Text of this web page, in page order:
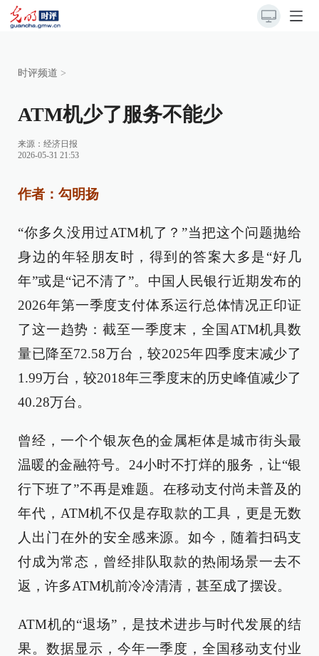
时评频道 >
ATM机少了服务不能少
来源： 经济日报
2026-05-31 21:53
作者：勾明扬
“你多久没用过ATM机了？”当把这个问题抛给
身边的年轻朋友时，得到的答案大多是“好几
年”或是“记不清了”。中国人民银行近期发布的
2026年第一季度支付体系运行总体情况正印证
了这一趋势：截至一季度末，全国ATM机具数
量已降至72.58万台，较2025年四季度末减少了
1.99万台，较2018年三季度末的历史峰值减少了
40.28万台。
曾经，一个个银灰色的金属柜体是城市街头最
温暖的金融符号。24小时不打烊的服务，让“银
行下班了”不再是难题。在移动支付尚未普及的
年代，ATM机不仅是存取款的工具，更是无数
人出门在外的安全感来源。如今，随着扫码支
付成为常态，曾经排队取款的热闹场景一去不
返，许多ATM机前冷冷清清，甚至成了摆设。
ATM机的“退场”，是技术进步与时代发展的结
果。数据显示，今年一季度，全国移动支付业